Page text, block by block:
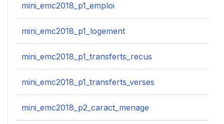
mini_emc2018_p1_emploi
mini_emc2018_p1_logement
mini_emc2018_p1_transferts_recus
mini_emc2018_p1_transferts_verses
mini_emc2018_p2_caract_menage